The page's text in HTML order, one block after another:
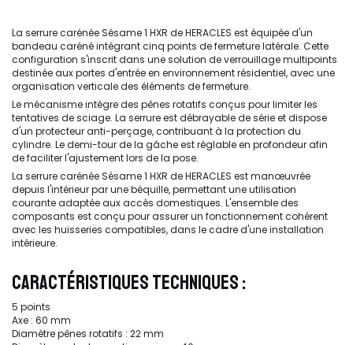
La serrure carénée Sésame 1 HXR de HERACLES est équipée d'un
bandeau caréné intégrant cinq points de fermeture latérale. Cette
configuration s'inscrit dans une solution de verrouillage multipoints
destinée aux portes d'entrée en environnement résidentiel, avec une
organisation verticale des éléments de fermeture.
Le mécanisme intègre des pênes rotatifs conçus pour limiter les
tentatives de sciage. La serrure est débrayable de série et dispose
d'un protecteur anti-perçage, contribuant à la protection du
cylindre. Le demi-tour de la gâche est réglable en profondeur afin
de faciliter l'ajustement lors de la pose.
La serrure carénée Sésame 1 HXR de HERACLES est manœuvrée
depuis l'intérieur par une béquille, permettant une utilisation
courante adaptée aux accès domestiques. L'ensemble des
composants est conçu pour assurer un fonctionnement cohérent
avec les huisseries compatibles, dans le cadre d'une installation
intérieure.
CARACTÉRISTIQUES TECHNIQUES :
5 points
Axe : 60 mm
Diamètre pênes rotatifs : 22 mm